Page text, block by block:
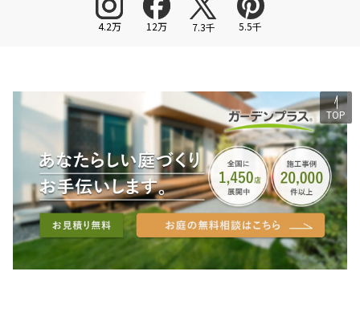
4.2万 12万 7.3千 5.5千
TOP